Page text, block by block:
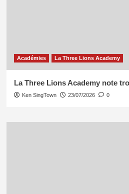
Académies La Three Lions Academy
La Three Lions Academy note
Ken SingTown 23/07/2026 0